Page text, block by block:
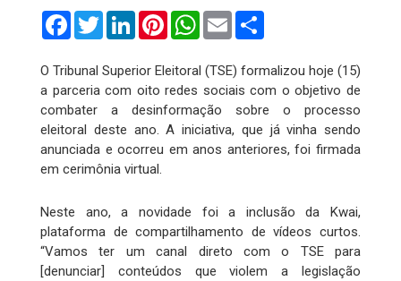
FacebookTwitterLinkedInPinterestWhatsApp
Email
O Tribunal Superior Eleitoral (TSE) formalizou hoje (15)
a parceria com oito redes sociais com o objetivo de
combater a desinformação sobre o processo
eleitoral deste ano. A iniciativa, que já vinha sendo
anunciada e ocorreu em anos anteriores, foi firmada
em cerimônia virtual.
Neste ano, a novidade foi a inclusão da Kwai,
plataforma de compartilhamento de vídeos curtos.
“Vamos ter um canal direto com o TSE para
[denunciar] conteúdos que violem a legislação